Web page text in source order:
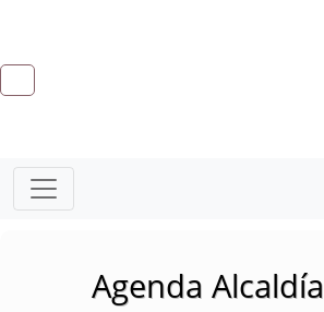
Agenda Alcaldía